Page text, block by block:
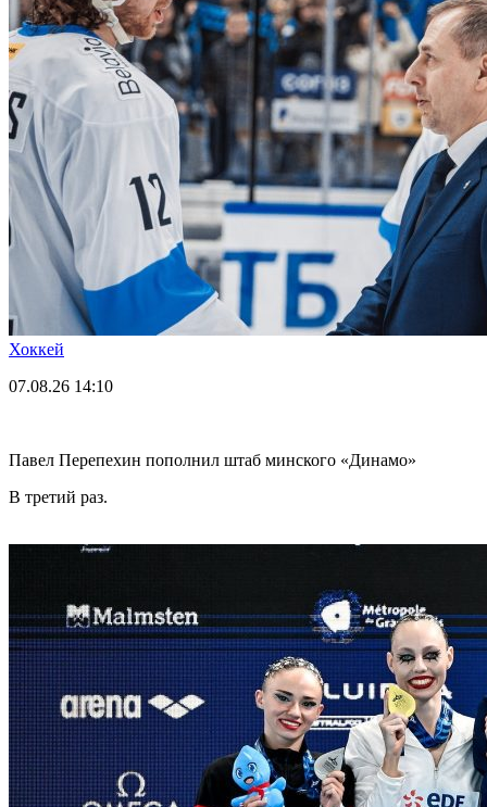
Хоккей
07.08.26 14:10
Павел Перепехин пополнил штаб минского «Динамо»
В третий раз.